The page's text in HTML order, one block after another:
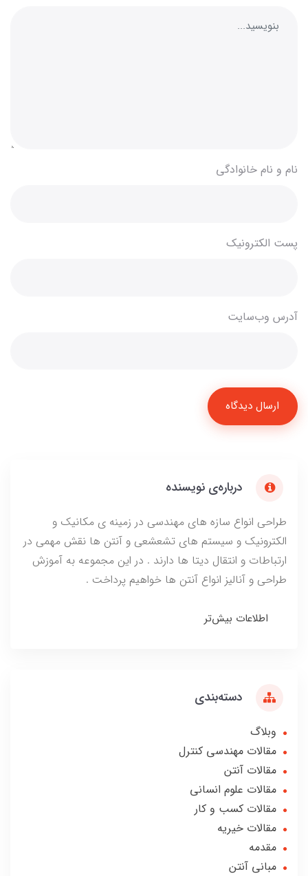
نام و نام خانوادگی
پست الکترونیک
آدرس وب‌سایت
ارسال دیدگاه
درباره‌ی نویسنده
طراحی انواع سازه های مهندسی در زمینه ی مکانیک و
الکترونیک و سیستم های تشعشعی و آنتن ها نقش مهمی در
ارتباطات و انتقال دیتا ها دارند . در این مجموعه به آموزش
طراحی و آنالیز انواع آنتن ها خواهیم پرداخت .
اطلاعات بیش‌تر
دسته‌بندی
وبلاگ
مقالات مهندسی کنترل
مقالات آنتن
مقالات علوم انسانی
مقالات کسب و کار
مقالات خیریه
مقدمه
مبانی آنتن